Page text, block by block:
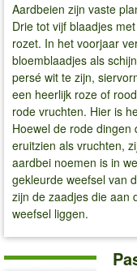
Aardbeien zijn vaste
Drie tot vijf blaadjes
rozet. In het voorjaar
bloemblaadjes als
persé wit te zijn,
een heerlijk roze of
rode vruchten. Hier is
Hoewel de rode
eruitzien als vruchten,
aardbei noemen is in
gekleurde weefsel van
zijn de zaadjes die aan
weefsel liggen.